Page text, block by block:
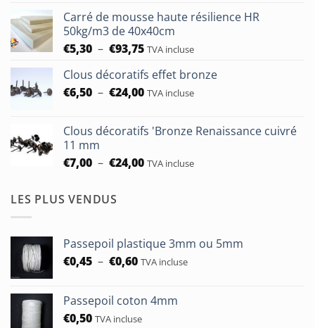
prix :
€8,25
à
Carré de mousse haute résilience HR
50kg/m3 de 40x40cm
€5,30 – €93,75Plage
prix :
€5,30
TVA incluse
Clous décoratifs effet bronze
€6,50 – €24,00Plage
€6,50
€24,00
TVA incluse
Clous décoratifs 'Bronze Renaissance cuivré
11 mm
€7,00 – €24,00Plage
€24,00
TVA incluse
LES PLUS VENDUS
Passepoil plastique 3mm ou 5mm
€0,45 – €0,60Plage
€0,45
à
TVA incluse
Passepoil coton 4mm
€0,50 TVA incluse